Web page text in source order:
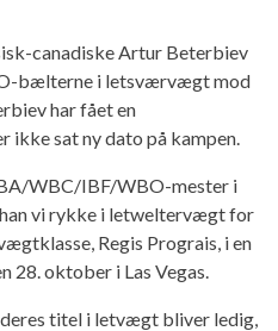
canadiske Artur Beterbiev
bælterne i letsværvægt mod
har fået en
sat ny dato på kampen.
WBC/IBF/WBO-mester i
vi rykke i letweltervægt for
Regis Prograis, i en
28. oktober i Las Vegas.
titel i letvægt bliver ledig,